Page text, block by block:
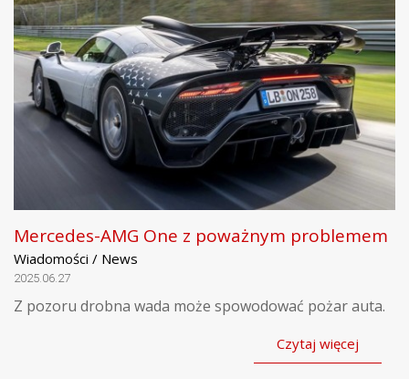
Mercedes-AMG One z poważnym problemem
Wiadomości / News
2025.06.27
Z pozoru drobna wada może spowodować pożar auta.
Czytaj więcej